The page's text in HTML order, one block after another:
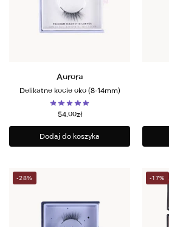
Aurora
Delikatne kocie oko (8-14mm)
54.00zł
Dodaj do koszyka
-28% -17%